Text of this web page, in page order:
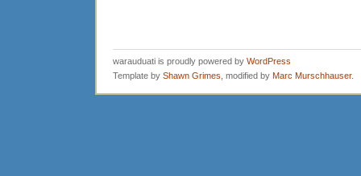
warauduati is proudly powered by WordPress
Template by Shawn Grimes , modified by Marc Murschhauser.